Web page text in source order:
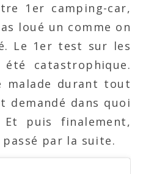
1er camping-car,
loué un comme on
Le 1er test sur les
été catastrophique.
malade durant tout
demandé dans quoi
Et puis finalement,
par la suite.